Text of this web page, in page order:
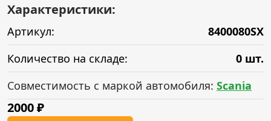
Характеристики:
Артикул:
8400080SX
Количество на складе:
0 шт.
Совместимость с маркой автомобиля: Scania
2000₽